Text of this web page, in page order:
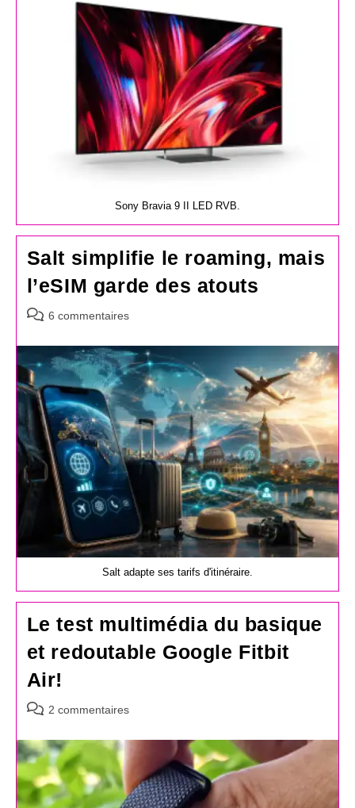
Sony Bravia 9 II LED RVB.
Salt simplifie le roaming, mais
l’eSIM garde des atouts
Commentaires
la
publication :
6 commentaires
Salt adapte ses tarifs d'itinéraire.
Le test multimédia du basique
et redoutable Google Fitbit
Air!
Commentaires
la
publication :
2 commentaires